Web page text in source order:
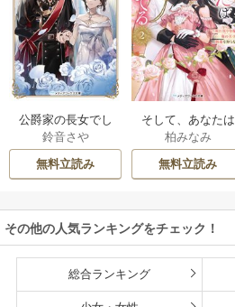
公爵家の長女でし
た
鈴音さや
無料立読み
そして、あなたは
私を捨てる
柏みなみ
無料立読み
その他の人気ランキングをチェック！
総合ランキング